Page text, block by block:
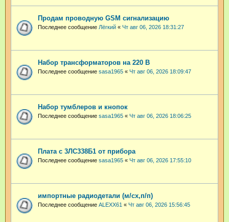
Продам проводную GSM сигнализацию
Последнее сообщение Лёгкий « Чт авг 06, 2026 18:31:27
Набор трансформаторов на 220 В
Последнее сообщение sasa1965 « Чт авг 06, 2026 18:09:47
Набор тумблеров и кнопок
Последнее сообщение sasa1965 « Чт авг 06, 2026 18:06:25
Плата с 3ЛС338Б1 от прибора
Последнее сообщение sasa1965 « Чт авг 06, 2026 17:55:10
импортные радиодетали (м/сх,п/п)
Последнее сообщение ALEXX61 « Чт авг 06, 2026 15:56:45